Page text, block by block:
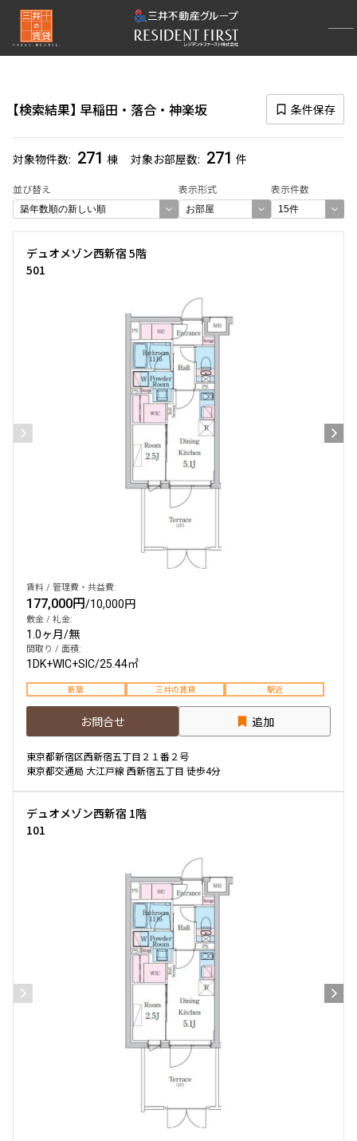
検索結果 早稲田・落合・神楽坂 条件保存
対象物件数 271 棟 対象お部屋数 271 件
並び替え 表示形式 表示件数
再検索ナビゲーション
選択中のエリア
早稲田・落合・神楽坂
(271)
選び方を変更する
271 件
お部屋を再検索
〜
フリーレント付き
間取り
3LDK
4LDK〜
専有面積
〜
新築
3年以内
10年以内
20年以内
30年以内
駅から徒歩
5分以内
15分以内
デュオメゾン西新宿 5階
501
賃料 / 管理費・共益費:
177,000円/10,000円
敷金 / 礼金:
1.0ヶ月/無
間取り / 面積:
1DK+WIC+SIC/25.44㎡
新築 三井の賃貸 駅近
お問合せ 追加
東京都新宿区西新宿五丁目２１番２号
東京都交通局 大江戸線 西新宿五丁目 徒歩4分
デュオメゾン西新宿 1階
101